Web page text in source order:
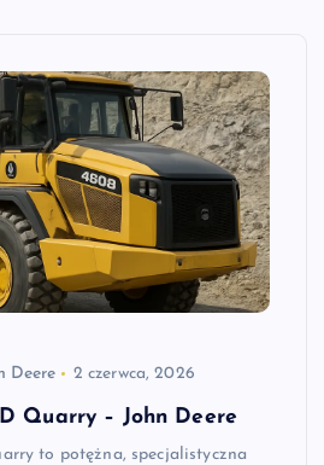
Deere 2 czerwca, 2026
Quarry – John Deere
to potężna, specjalistyczna